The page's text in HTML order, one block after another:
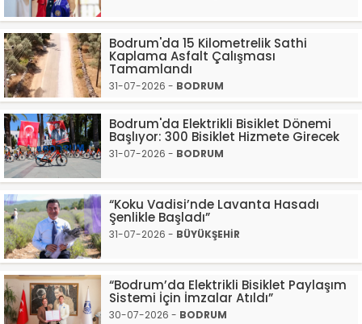
Bodrum'da 15 Kilometrelik Sathi
Kaplama Asfalt Çalışması
Tamamlandı
31-07-2026 - BODRUM
Bodrum'da Elektrikli Bisiklet Dönemi
Başlıyor: 300 Bisiklet Hizmete Girecek
31-07-2026 - BODRUM
“Koku Vadisi’nde Lavanta Hasadı
Şenlikle Başladı”
31-07-2026 - BÜYÜKŞEHİR
“Bodrum’da Elektrikli Bisiklet Paylaşım
Sistemi İçin İmzalar Atıldı”
30-07-2026 - BODRUM